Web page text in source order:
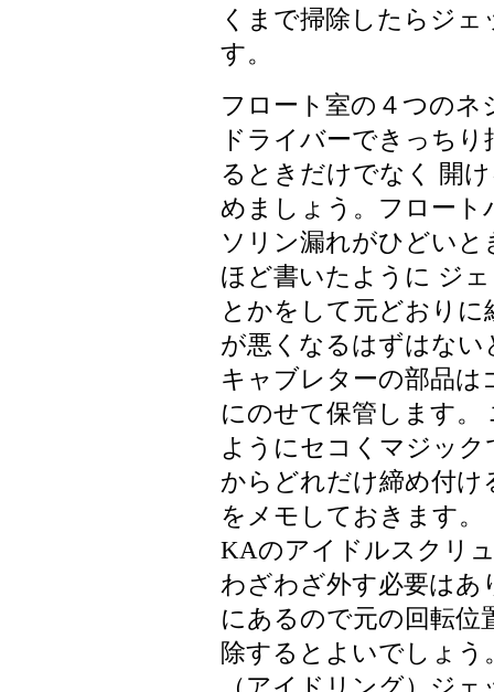
くまで掃除したらジ
す。
フロート室の４つの
ドライバーできっち
るときだけでなく 開
めましょう。フロー
ソリン漏れがひどい
ほど書いたように ジ
とかをして元どおり
が悪くなるはずはな
キャブレターの部品
にのせて保管します
ようにセコくマジッ
からどれだけ締め付
をメモしておきます。
KAのアイドルスクリ
わざわざ外す必要はあ
にあるので元の回転位
除するとよいでしょ